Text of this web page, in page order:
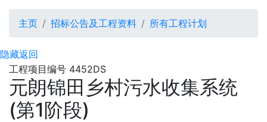
所有工程计划
主页 招标公告及工程资料 所有工程计划
隐藏返回
工程项目编号 4452DS
元朗锦田乡村污水收集系统
(第1阶段)